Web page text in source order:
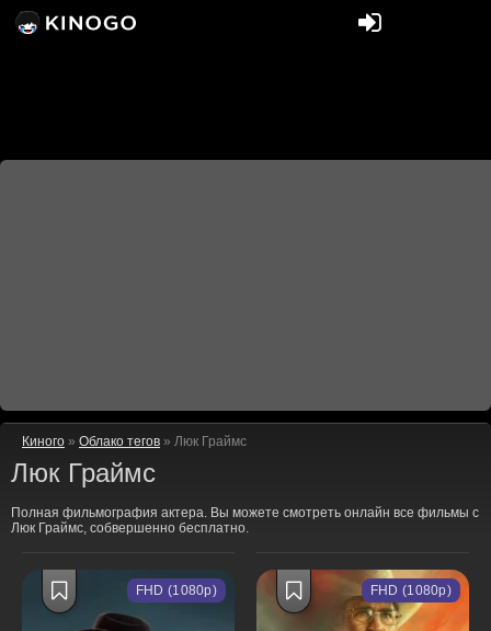
Киного » Облако тегов » Люк Граймс
Люк Граймс
Полная фильмография актера. Вы можете смотреть онлайн все фильмы с
Люк Граймс, собвершенно бесплатно.
FHD (1080p) FHD (1080p)